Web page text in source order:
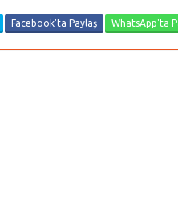
Facebook'ta Paylaş WhatsApp'ta